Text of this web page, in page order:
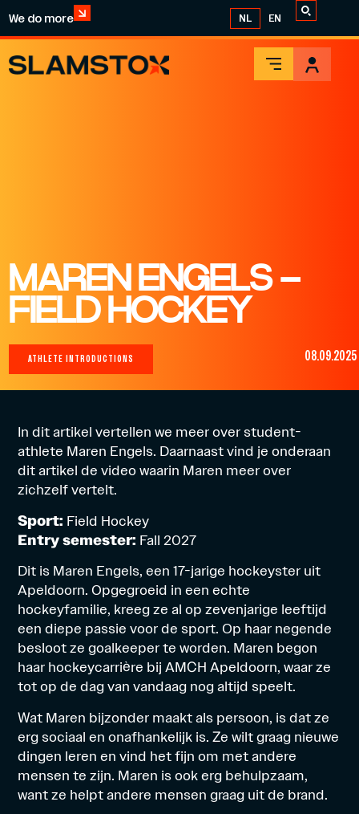
We do more NL EN
MAREN ENGELS –
FIELD HOCKEY
ATHLETE INTRODUCTIONS 08.09.2025
In dit artikel vertellen we meer over student-
athlete Maren Engels. Daarnaast vind je onderaan
dit artikel de video waarin Maren meer over
zichzelf vertelt.
Sport: Field Hockey
Entry semester: Fall 2027
Dit is Maren Engels, een 17-jarige hockeyster uit
Apeldoorn. Opgegroeid in een echte
hockeyfamilie, kreeg ze al op zevenjarige leeftijd
een diepe passie voor de sport. Op haar negende
besloot ze goalkeeper te worden. Maren begon
haar hockeycarrière bij AMCH Apeldoorn, waar ze
tot op de dag van vandaag nog altijd speelt.
Wat Maren bijzonder maakt als persoon, is dat ze
erg sociaal en onafhankelijk is. Ze wilt graag nieuwe
dingen leren en vind het fijn om met andere
mensen te zijn. Maren is ook erg behulpzaam,
want ze helpt andere mensen graag uit de brand.